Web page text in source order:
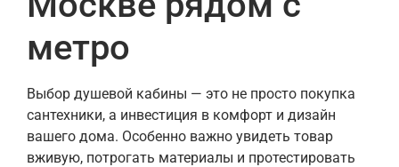
метро
Выбор душевой кабины — это не просто покупка
сантехники, а инвестиция в комфорт и дизайн
вашего дома. Особенно важно увидеть товар
вживую, потрогать материалы и протестировать